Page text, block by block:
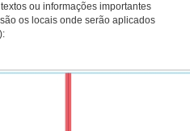
ou informações importantes
os locais onde serão aplicados